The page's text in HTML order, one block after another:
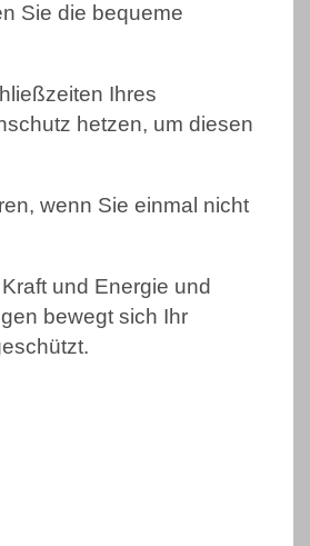
Sie die bequeme
Ihres
hetzen, um diesen
wenn Sie einmal nicht
und Energie und
bewegt sich Ihr